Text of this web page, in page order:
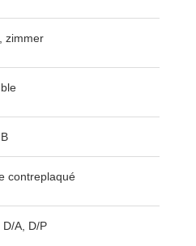
zimmer
contreplaqué
D/A, D/P